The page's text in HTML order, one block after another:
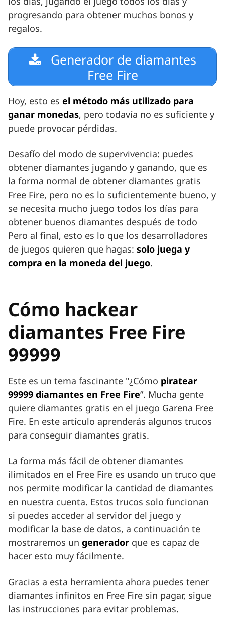
progresando para obtener muchos bonos y
regalos.
Generador de diamantes
Free Fire
Hoy, esto es el método más utilizado para
ganar monedas, pero todavía no es suficiente y
puede provocar pérdidas.
Desafío del modo de supervivencia: puedes
obtener diamantes jugando y ganando, que es
la forma normal de obtener diamantes gratis
Free Fire, pero no es lo suficientemente bueno, y
se necesita mucho juego todos los días para
obtener buenos diamantes después de todo
Pero al final, esto es lo que los desarrolladores
de juegos quieren que hagas: solo juega y
compra en la moneda del juego.
Cómo hackear
diamantes Free Fire
99999
Este es un tema fascinante "¿Cómo piratear
99999 diamantes en Free Fire”. Mucha gente
quiere diamantes gratis en el juego Garena Free
Fire. En este artículo aprenderás algunos trucos
para conseguir diamantes gratis.
La forma más fácil de obtener diamantes
ilimitados en el Free Fire es usando un truco que
nos permite modificar la cantidad de diamantes
en nuestra cuenta. Estos trucos solo funcionan
si puedes acceder al servidor del juego y
modificar la base de datos, a continuación te
mostraremos un generador que es capaz de
hacer esto muy fácilmente.
Gracias a esta herramienta ahora puedes tener
diamantes infinitos en Free Fire sin pagar, sigue
las instrucciones para evitar problemas.